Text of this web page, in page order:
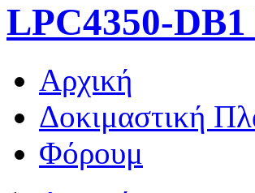
LPC4350-
Κύριο μενού
Αρχική
Δοκιμαστική
Φόρουμ